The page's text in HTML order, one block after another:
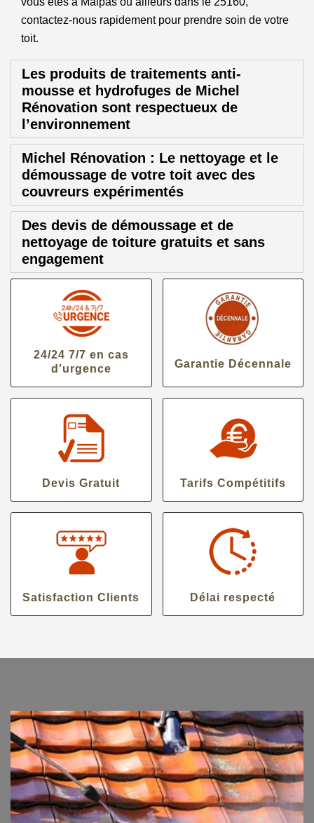
contactez-nous rapidement pour prendre soin de votre
toit.
Les produits de traitements anti-
mousse et hydrofuges de Michel
Rénovation sont respectueux de
l’environnement
Michel Rénovation : Le nettoyage et le
démoussage de votre toit avec des
couvreurs expérimentés
Des devis de démoussage et de
nettoyage de toiture gratuits et sans
engagement
24/24 7/7 en cas
d'urgence
Garantie Décennale
Devis Gratuit Tarifs Compétitifs
Satisfaction Clients Délai respecté